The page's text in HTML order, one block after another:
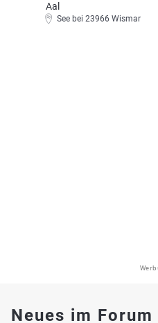
Aal
See bei 23966 Wismar
Neues im Forum